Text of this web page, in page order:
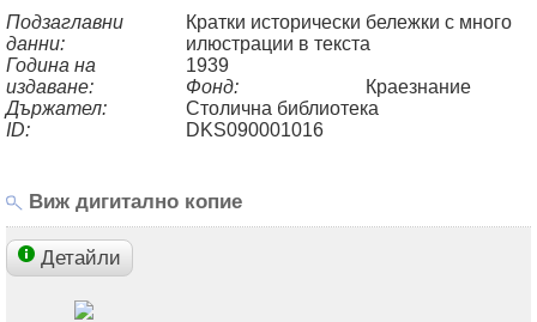
Подзаглавни
данни:
Кратки исторически бележки с много
илюстрации в текста
Година на
издаване:
1939
Фонд:
Краезнание
Държател:
Столична библиотека
ID:
DKS090001016
Виж дигитално копие
Детайли